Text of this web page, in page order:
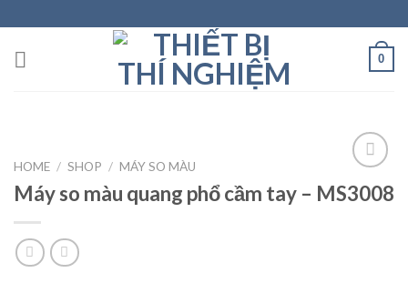
to
content
0
HOME / SHOP / MÁY SO MÀU
Máy so màu quang phổ cầm tay – MS3008